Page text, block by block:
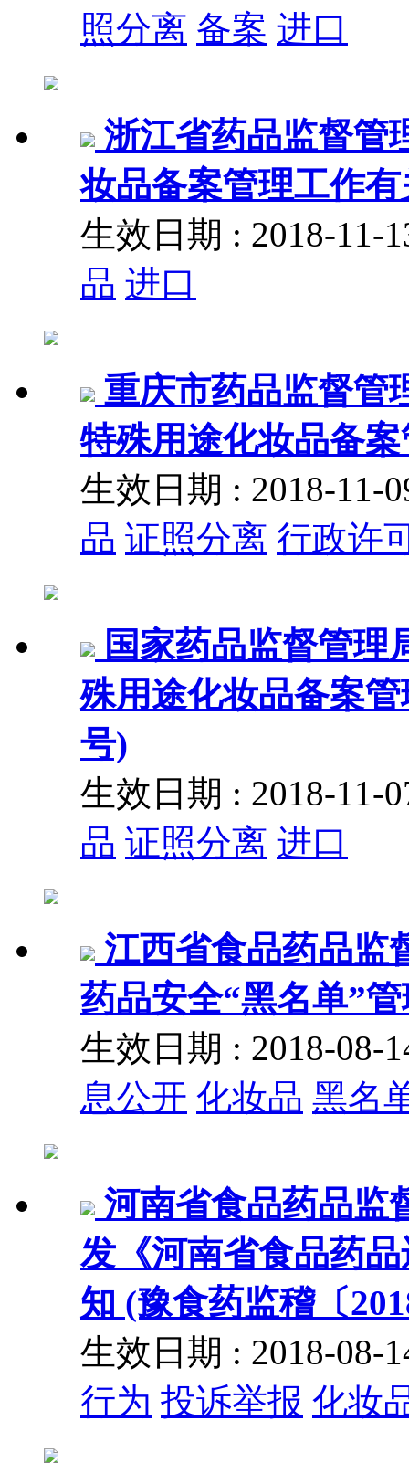
照分离 备案 进口
浙江省药品监督管
妆品备案管理工作
生效日期 : 2018-11-
品 进口
重庆市药品监督管
特殊用途化妆品备
生效日期 : 2018-11-
品 证照分离 行政许
国家药品监督管理
殊用途化妆品备案
号)
生效日期 : 2018-11-
品 证照分离 进口
江西省食品药品监
药品安全“黑名单”
生效日期 : 2018-08-
息公开 化妆品 黑名
河南省食品药品监
发《河南省食品药
知 (豫食药监稽〔
生效日期 : 2018-08-
行为 投诉举报 化妆